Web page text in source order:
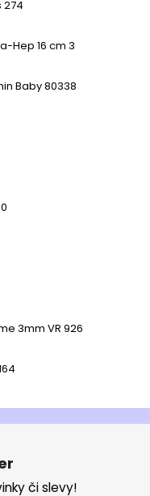
274
Hep 16 cm 3
Baby 80338
3mm VR 926
či slevy!